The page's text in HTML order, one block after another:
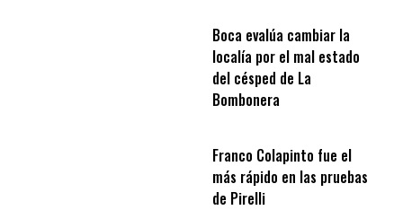
Boca evalúa cambiar la
localía por el mal estado
del césped de La
Bombonera
Franco Colapinto fue el
más rápido en las pruebas
de Pirelli